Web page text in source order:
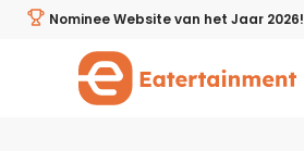
Tiramisu cookies - Eatertainment
Nominee Website van het Jaar 2026!